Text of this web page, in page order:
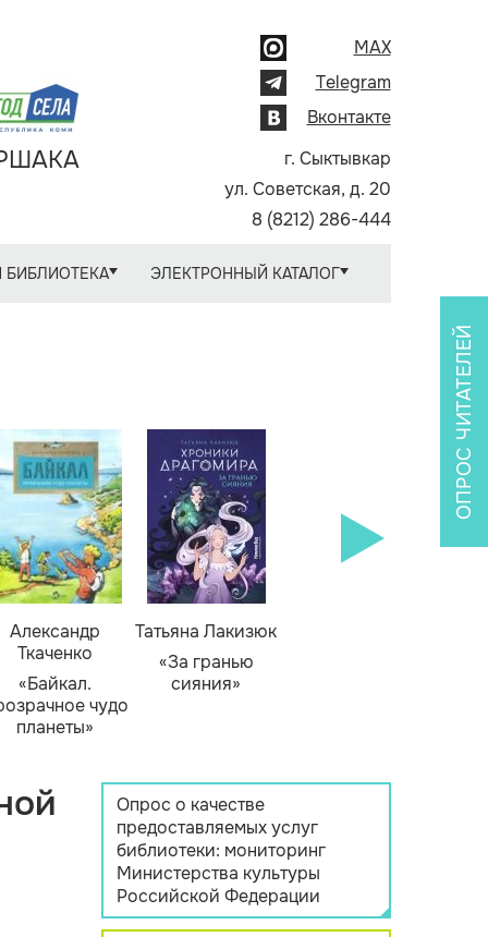
MAX
Telegram
Вконтакте
г. Сыктывкар
ул. Советская, д. 20
8 (8212) 286-444
БИБЛИОТЕКА ЭЛЕКТРОННЫЙ КАТАЛОГ
Александр
Ткаченко
«Байкал.
чудо
планеты»
Татьяна Лакизюк
«За гранью
сияния»
ОПРОС ЧИТАТЕЛЕЙ
Опрос о качестве
предоставляемых услуг
библиотеки: мониторинг
Министерства культуры
Российской Федерации